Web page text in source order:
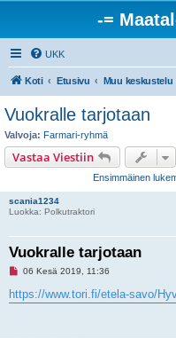
-=
UKK
Koti Etusivu Muu keskustelu
Vuokralle tarjotaan
Valvoja: Farmari-ryhmä
Vastaa Viestiin
Ensimmäinen
scania1234
Luokka: Polkutraktori
Vuokralle tarjotaan
L
k
e
06 Kesä 2019, 11:36
https://www.tori.fi/etela-savo/